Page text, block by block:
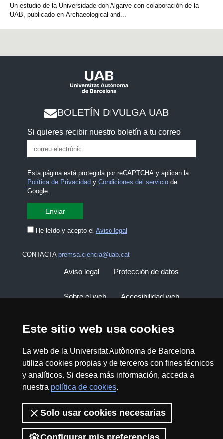
Este sitio web usa cookies
La web de la Universitat Autònoma de Barcelona
utiliza cookies propias y de terceros con fines técnicos
y analíticos. Si desea más información, acceda a
nuestra política de cookies.
Solo usar cookies necesarias
Configurar mis preferencias
Un estudio de la Universidade don Algarve con colaboración de la
UAB, publicado en Archaeological and...
BOLETÍN DIVULGA UAB
Si quieres recibir nuestro boletín a tu correo
Esta página está protegida por reCAPTCHA y aplican la
Política de Privacidad y Condiciones del serviciode
Google.
He leído y acepto el Aviso legal
CONTACTA premsa.ciencia@uab.cat
Aviso legal Protección de datos
Sobre el web Accesibilidad web
2026 Divulga UAB - Commons Reconocimiento -
No Comercial (CC BY NC) - ISSN: 2014-6388
View low-bandwidth version